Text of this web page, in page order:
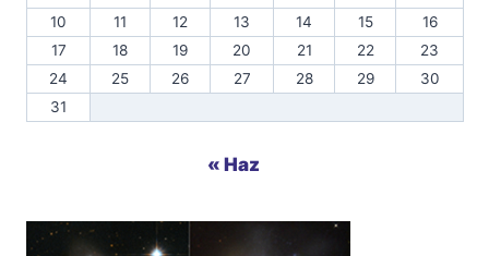
10
11 12 13 14 15
16
17
18 19 20 21 22
23
24
25 26 27 28 29
30
31
« Haz